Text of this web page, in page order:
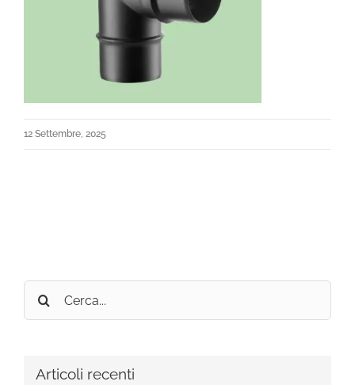
12 Settembre, 2025
Cerca
per:
Articoli recenti